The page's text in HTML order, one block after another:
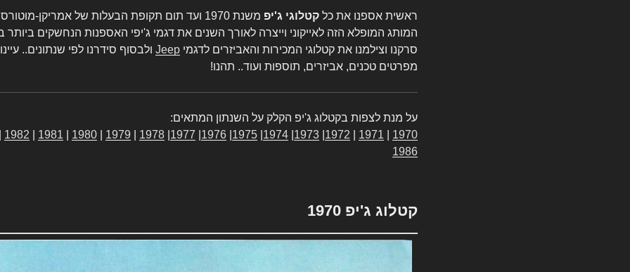
ראשית אספנו את כל קטלוגי ג'יפ
משנת 1970 ועד תום תקופת הבעלות של אמריקן-
המותג המופלא הזה לאייקוני וייצרה לאורך השנים את דגמי ג'יפי האספנות הנחשקים
סרקנו וצילמנו את קטלוגי המכירות והאביזרים לדגמי Jeep ולבסוף סידרנו לפי שנתונים..
מפרטים טכנים, אביזרים, תוספות ועוד.. תהנו!
על מנת לצפות בקטלוג ג'יפ הקלק על השנתון המתאים:
1970
1971
1972
1973
1974
1975
1976
1977
1978
1979
1980
1981
1982
1986
קטלוג ג'יפ 1970